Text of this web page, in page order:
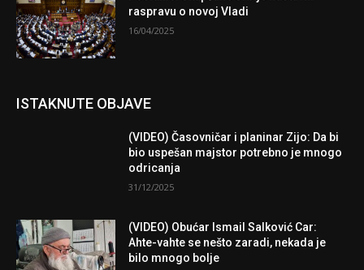
raspravu o novoj Vladi
16/04/2025
ISTAKNUTE OBJAVE
(VIDEO) Časovničar i planinar Zijo: Da bi
bio uspešan majstor potrebno je mnogo
odricanja
31/12/2025
(VIDEO) Obućar Ismail Salković Car:
Ahte-vahte se nešto zaradi, nekada je
bilo mnogo bolje